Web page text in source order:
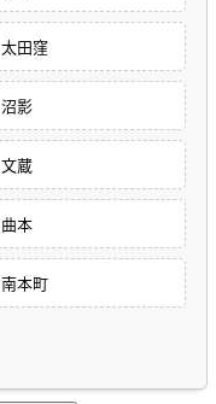
太田窪
沼影
文蔵
曲本
南本町